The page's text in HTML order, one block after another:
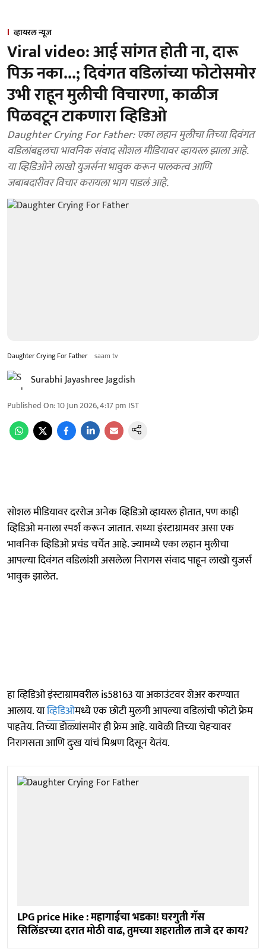
व्हायरल न्यूज
Viral video: आई सांगत होती ना, दारू
पिऊ नका...; दिवंगत वडिलांच्या फोटोसमोर
उभी राहून मुलीची विचारणा, काळीज
पिळवटून टाकणारा व्हिडिओ
Daughter Crying For Father: एका लहान मुलीचा तिच्या दिवंगत
वडिलांबद्दलचा भावनिक संवाद सोशल मीडियावर व्हायरल झाला आहे.
या व्हिडिओने लाखो युजर्सना भावुक करून पालकत्व आणि
जबाबदारीवर विचार करायला भाग पाडलं आहे.
Daughter Crying For Father saam tv
Surabhi Jayashree Jagdish
Published On:10 Jun 2026, 4:17 pm IST
सोशल मीडियावर दररोज अनेक व्हिडिओ व्हायरल होतात, पण काही
व्हिडिओ मनाला स्पर्श करून जातात. सध्या इंस्टाग्रामवर असा एक
भावनिक व्हिडिओ प्रचंड चर्चेत आहे. ज्यामध्ये एका लहान मुलीचा
आपल्या दिवंगत वडिलांशी असलेला निरागस संवाद पाहून लाखो युजर्स
भावुक झालेत.
हा व्हिडिओ इंस्टाग्रामवरील is58163 या अकाउंटवर शेअर करण्यात
आलाय. याव्हिडिओमध्ये एक छोटी मुलगी आपल्या वडिलांची फोटो फ्रेम
पाहतेय. तिच्या डोळ्यांसमोर ही फ्रेम आहे. यावेळी तिच्या चेहऱ्यावर
निरागसता आणि दुःख यांचं मिश्रण दिसून येतंय.
LPG price Hike : महागाईचा भडका! घरगुती गॅस
सिलिंडरच्या दरात मोठी वाढ, तुमच्या शहरातील ताजे दर काय?